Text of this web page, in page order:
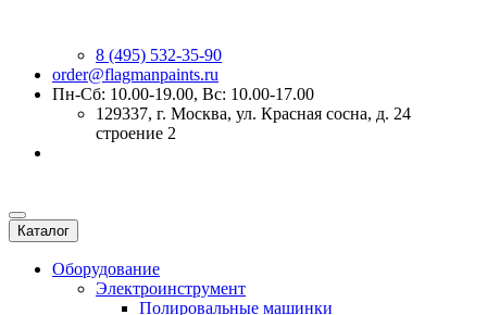
8 (495) 532-35-90
order@flagmanpaints.ru
Пн-Сб: 10.00-19.00, Вс: 10.00-17.00
129337, г. Москва, ул. Красная сосна, д. 24
строение 2
Каталог
Оборудование
Электроинструмент
Полировальные машинки